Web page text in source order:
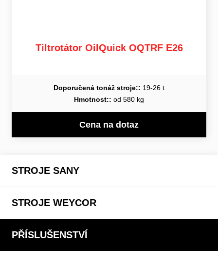
Tiltrotátor OilQuick OQTRF E26
Doporučená tonáž stroje:: 19-26 t
Hmotnost:: od 580 kg
Cena na dotaz
STROJE SANY
STROJE WEYCOR
PŘÍSLUŠENSTVÍ